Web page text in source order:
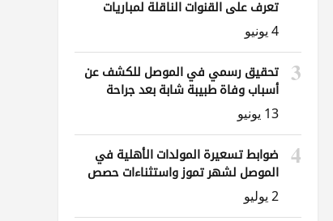
تعرف على القنوات الناقلة لمباريات
العراق
4 يونيو
3
تحقيق رسمي في الموصل للكشف عن
أسباب وفاة طبيبة شابة بعد جراحة
ناظورية
13 يونيو
4
ضوابط تسعيرة المولدات الأهلية في
الموصل لشهر تموز واستثناءات حصص
الوقود
2 يوليو